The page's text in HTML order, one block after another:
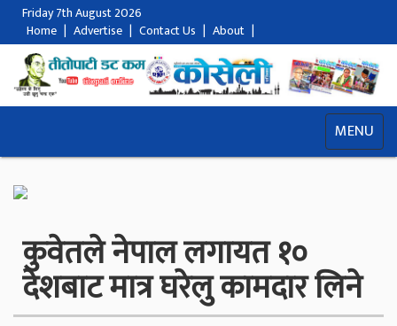
Friday 7th August 2026
Home | Advertise | Contact Us | About |
MENU
कुवेतले नेपाल लगायत १०
देशबाट मात्र घरेलु कामदार लिने